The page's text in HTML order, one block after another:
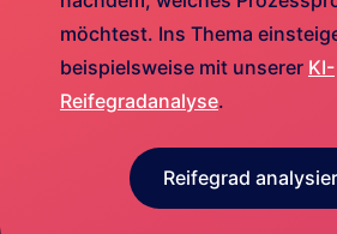
möchtest. Ins Thema
beispielsweise mit unserer KI-
Reifegradanalyse.
Reifegrad